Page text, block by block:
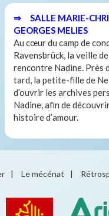
⇒ SALLE MARIE-
GEORGES MELIES
Au cœur du camp de
Ravensbrück, la veille
rencontre Nadine. Près
tard, la petite-fille de
d’ouvrir les archives
Nadine, afin de
histoire d’amour.
| Le mécénat |